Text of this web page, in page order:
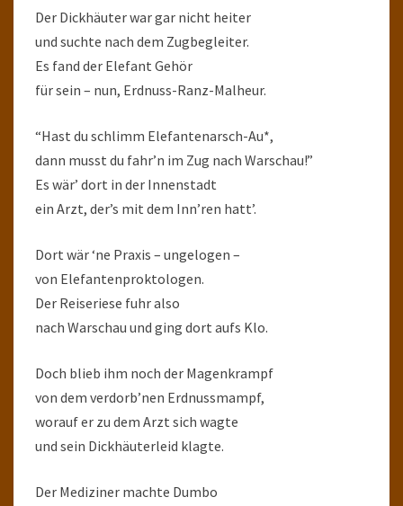
Der Dickhäuter war gar nicht heiter
und suchte nach dem Zugbegleiter.
Es fand der Elefant Gehör
für sein – nun, Erdnuss-Ranz-Malheur.
“Hast du schlimm Elefantenarsch-Au*,
dann musst du fahr’n im Zug nach Warschau!”
Es wär’ dort in der Innenstadt
ein Arzt, der’s mit dem Inn’ren hatt’.
Dort wär ‘ne Praxis – ungelogen –
von Elefantenproktologen.
Der Reiseriese fuhr also
nach Warschau und ging dort aufs Klo.
Doch blieb ihm noch der Magenkrampf
von dem verdorb’nen Erdnussmampf,
worauf er zu dem Arzt sich wagte
und sein Dickhäuterleid klagte.
Der Mediziner machte Dumbo